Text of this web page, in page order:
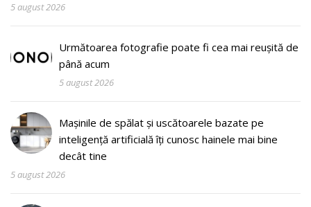
5 august 2026
Următoarea fotografie poate fi cea mai reușită de
până acum
5 august 2026
Mașinile de spălat și uscătoarele bazate pe
inteligență artificială îți cunosc hainele mai bine
decât tine
5 august 2026